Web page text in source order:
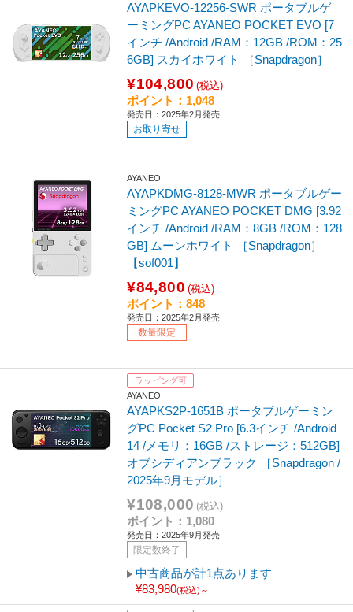
AYAPKEVO-12256-SWR ポータブルゲ
ーミングPC AYANEO POCKET EVO [7
インチ /Android /RAM：12GB /ROM：25
6GB] スカイホワイト ［Snapdragon］
¥104,800 (税込)
ポイント：1,048
発売日：2025年2月発売
お取り寄せ
AYANEO
AYAPKDMG-8128-MWR ポータブルゲー
ミングPC AYANEO POCKET DMG [3.92
インチ /Android /RAM：8GB /ROM：128
GB] ムーンホワイト ［Snapdragon］
【sof001】
¥84,800 (税込)
ポイント：848
発売日：2025年2月発売
数量限定
ラッピング可
AYANEO
AYAPKS2P-1651B ポータブルゲーミン
グPC Pocket S2 Pro [6.3インチ /Android
14 /メモリ：16GB /ストレージ：512GB]
オブシディアンブラック ［Snapdragon /
2025年9月モデル］
¥108,000 (税込)
ポイント：1,080
発売日：2025年9月発売
限定数終了
中古商品が計1点あります
¥83,980(税込)～